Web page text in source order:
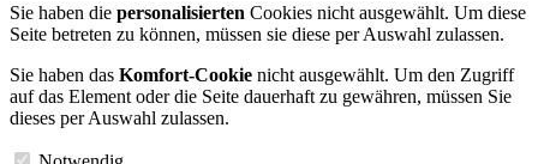
Sie haben die personalisierten Cookies nicht ausgewählt. Um diese
Seite betreten zu können, müssen sie diese per Auswahl zulassen.
Sie haben das Komfort-Cookie nicht ausgewählt. Um den Zugriff
auf das Element oder die Seite dauerhaft zu gewähren, müssen Sie
dieses per Auswahl zulassen.